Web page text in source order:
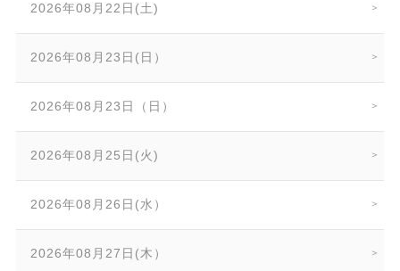
2026年08月22日(土)
2026年08月23日(日）
2026年08月23日（日）
2026年08月25日(火)
2026年08月26日(水）
2026年08月27日(木）